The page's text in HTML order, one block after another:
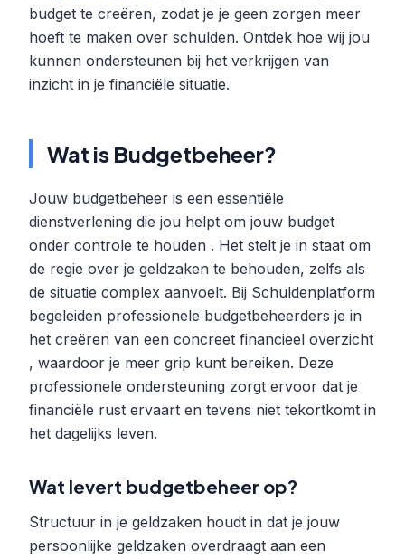
budget te creëren, zodat je je geen zorgen meer
hoeft te maken over schulden. Ontdek hoe wij jou
kunnen ondersteunen bij het verkrijgen van
inzicht in je financiële situatie.
Wat is Budgetbeheer?
Jouw budgetbeheer is een essentiële
dienstverlening die jou helpt om jouw budget
onder controle te houden . Het stelt je in staat om
de regie over je geldzaken te behouden, zelfs als
de situatie complex aanvoelt. Bij Schuldenplatform
begeleiden professionele budgetbeheerders je in
het creëren van een concreet financieel overzicht
, waardoor je meer grip kunt bereiken. Deze
professionele ondersteuning zorgt ervoor dat je
financiële rust ervaart en tevens niet tekortkomt in
het dagelijks leven.
Wat levert budgetbeheer op?
Structuur in je geldzaken houdt in dat je jouw
persoonlijke geldzaken overdraagt aan een